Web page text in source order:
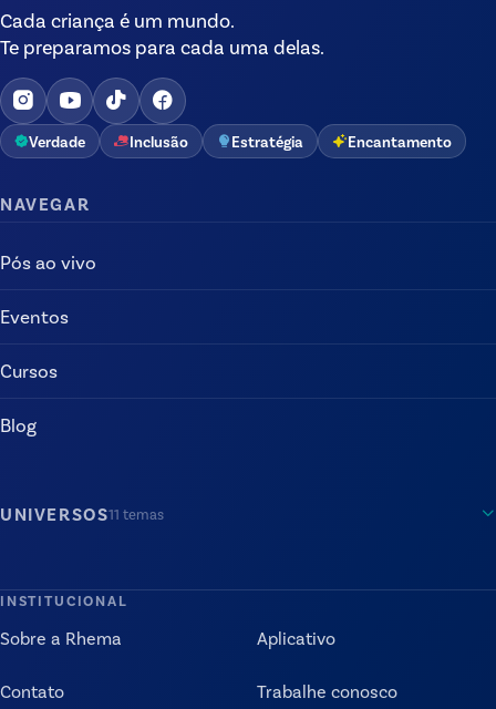
Cada criança é um mundo.
Te preparamos para cada uma delas.
Verdade Inclusão Estratégia Encantamento
NAVEGAR
Pós ao vivo
Eventos
Cursos
Blog
UNIVERSOS11 temas
INSTITUCIONAL
Sobre a Rhema Aplicativo
Contato Trabalhe conosco